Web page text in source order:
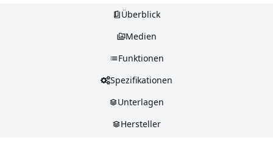
Überblick
Medien
Funktionen
Spezifikationen
Unterlagen
Hersteller